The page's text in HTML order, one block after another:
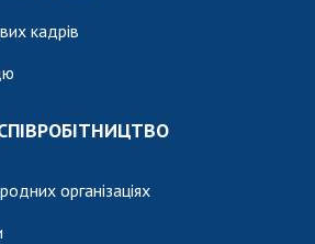
кадрів
організаціях